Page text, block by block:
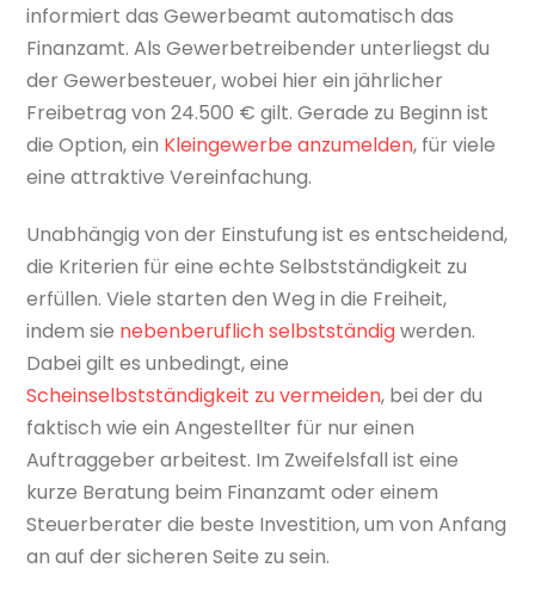
informiert das Gewerbeamt automatisch das
Finanzamt. Als Gewerbetreibender unterliegst du
der Gewerbesteuer, wobei hier ein jährlicher
Freibetrag von 24.500 € gilt. Gerade zu Beginn ist
die Option, ein Kleingewerbe anzumelden, für viele
eine attraktive Vereinfachung.
Unabhängig von der Einstufung ist es entscheidend,
die Kriterien für eine echte Selbstständigkeit zu
erfüllen. Viele starten den Weg in die Freiheit,
indem sie nebenberuflich selbstständigwerden.
Dabei gilt es unbedingt, eine
Scheinselbstständigkeit zu vermeiden, bei der du
faktisch wie ein Angestellter für nur einen
Auftraggeber arbeitest. Im Zweifelsfall ist eine
kurze Beratung beim Finanzamt oder einem
Steuerberater die beste Investition, um von Anfang
an auf der sicheren Seite zu sein.